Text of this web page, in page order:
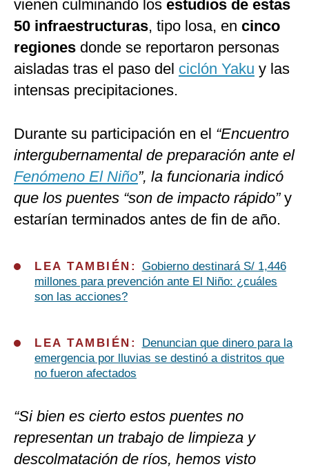
vienen culminando los estudios de estas
50 infraestructuras, tipo losa, en cinco
regiones donde se reportaron personas
aisladas tras el paso del ciclón Yaku y las
intensas precipitaciones.
Durante su participación en el “Encuentro
intergubernamental de preparación ante el
Fenómeno El Niño”, la funcionaria indicó
que los puentes “son de impacto rápido”y
estarían terminados antes de fin de año.
LEA TAMBIÉN: Gobierno destinará S/ 1,446
millones para prevención ante El Niño: ¿cuáles
son las acciones?
LEA TAMBIÉN:
Denuncian que dinero para la
emergencia por lluvias se destinó a distritos que
no fueron afectados
“Si bien es cierto estos puentes no
representan un trabajo de limpieza y
descolmatación de ríos, hemos visto